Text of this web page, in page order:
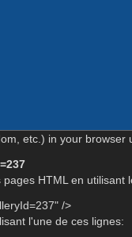
etc.) in your browser
HTML en utilisant
/>
l'une de ces lignes: